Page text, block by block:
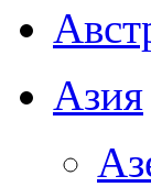
Азия